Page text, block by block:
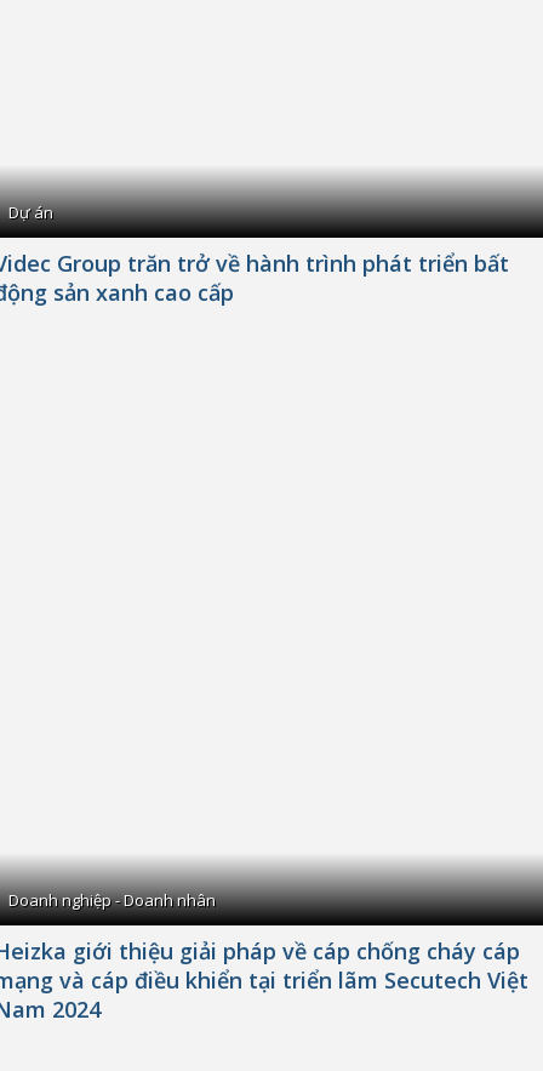
Dự án
Group trăn trở về hành trình phát triển bất
sản xanh cao cấp
Doanh nghiệp - Doanh nhân
giới thiệu giải pháp về cáp chống cháy cáp
và cáp điều khiển tại triển lãm Secutech Việt
2024